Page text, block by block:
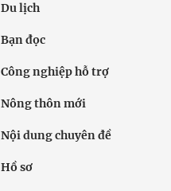
Du lịch
Bạn đọc
Công nghiệp hỗ trợ
Nông thôn mới
Nội dung chuyên đề
Hồ sơ